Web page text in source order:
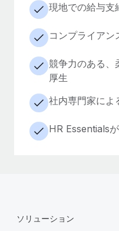
現地での給与支
コンプライアン
競争力のある、
厚生
社内専門家によ
HR Essentials
ソリューション